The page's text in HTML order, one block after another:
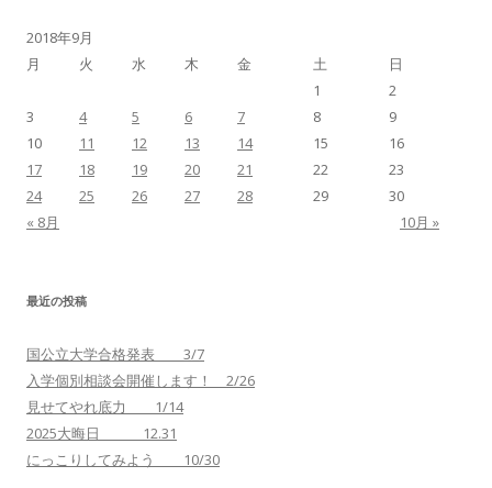
2018年9月
月
火 水 木 金 土 日
« 8月 10月 »
1
2
3
4 5 6 7 8
9
10
11 12 13 14 15
16
17
18 19 20 21 22
23
24
25 26 27 28 29 30
最近の投稿
国公立大学合格発表 3/7
入学個別相談会開催します！ 2/26
見せてやれ底力 1/14
2025大晦日 12.31
にっこりしてみよう 10/30